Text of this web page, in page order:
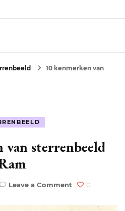
10 kenmerken van
van sterrenbeeld
Leave a Commenton
kenmerken
0